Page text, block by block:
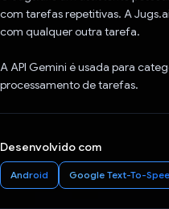
com tarefas repetitivas. A
com qualquer outra tarefa.
A API Gemini é usada para
processamento de tarefas.
Desenvolvido com
Android Google Text-To-